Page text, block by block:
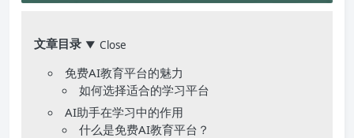
文章目录 ▼ Close
免费AI教育平台的魅力
如何选择适合的学习平台
AI助手在学习中的作用
什么是免费AI教育平台？